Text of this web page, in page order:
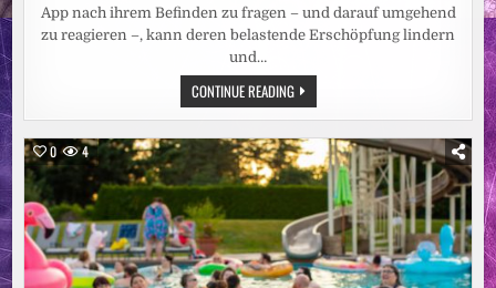
App nach ihrem Befinden zu fragen – und darauf umgehend
zu reagieren –, kann deren belastende Erschöpfung lindern
und…
CONTINUE READINGENGE
DIGITALE
BEGLEITUNG
FRAUEN
MIT
BRUSTKREBS
0 4